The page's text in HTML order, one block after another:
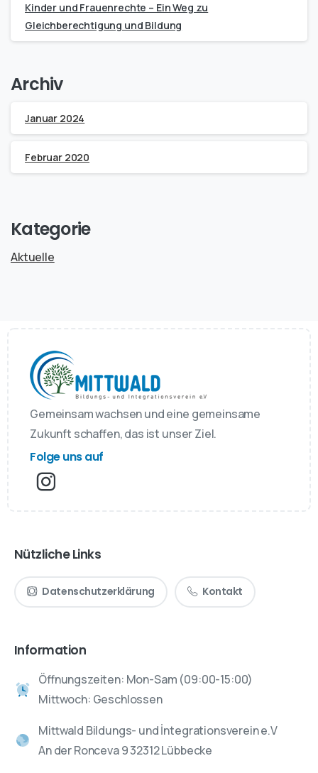
Kinder und Frauenrechte – Ein Weg zu
Gleichberechtigung und Bildung
Archiv
Januar 2024
Februar 2020
Kategorie
Aktuelle
Gemeinsam wachsen und eine gemeinsame
Zukunft schaffen, das ist unser Ziel.
Folge uns auf
Nützliche Links
Datenschutzerklärung Kontakt
Information
Öffnungszeiten: Mon-Sam (09:00-15:00)
Mittwoch: Geschlossen
Mittwald Bildungs- und İntegrationsverein e.V
An der Ronceva 9 32312 Lübbecke